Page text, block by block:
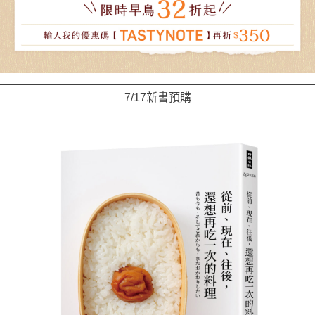
7/17新書預購